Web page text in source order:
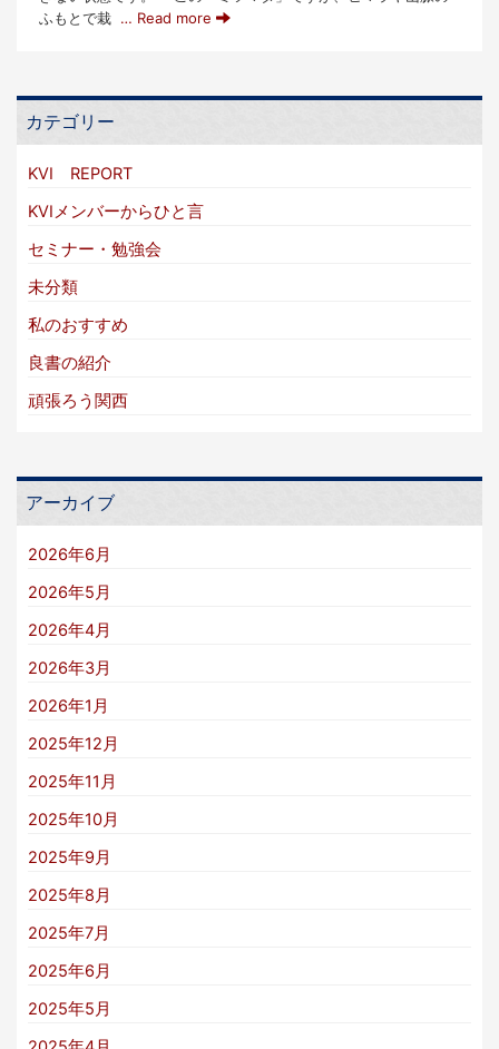
ふもとで栽 … Read more
カテゴリー
KVI REPORT
KVIメンバーからひと言
セミナー・勉強会
未分類
私のおすすめ
良書の紹介
頑張ろう関西
アーカイブ
2026年6月
2026年5月
2026年4月
2026年3月
2026年1月
2025年12月
2025年11月
2025年10月
2025年9月
2025年8月
2025年7月
2025年6月
2025年5月